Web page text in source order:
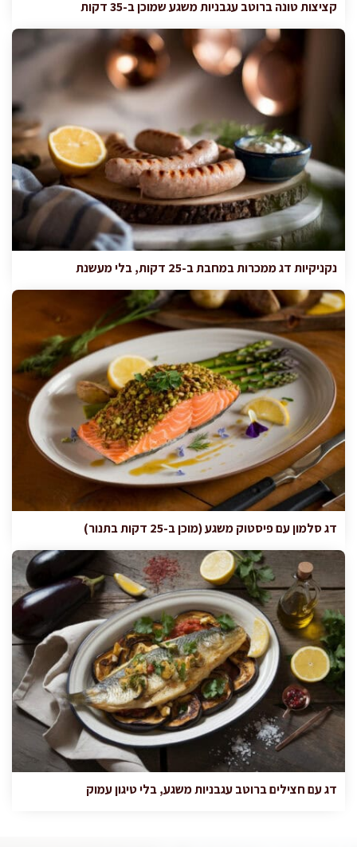
קציצות טונה ברוטב עגבניות משגע שמוכן ב-35 דקות
נקניקיות דג ממכרות במחבת ב-25 דקות, בלי מעשנת
דג סלמון עם פיסטוק משגע (מוכן ב-25 דקות בתנור)
דג עם חצילים ברוטב עגבניות משגע, בלי טיגון עמוק